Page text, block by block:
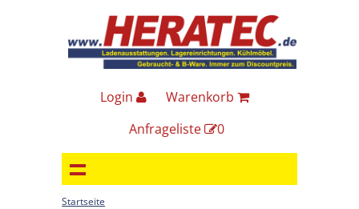
Login
Warenkorb
Anfrageliste
0
Startseite